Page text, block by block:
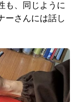
も、同じように
ーさんには話し